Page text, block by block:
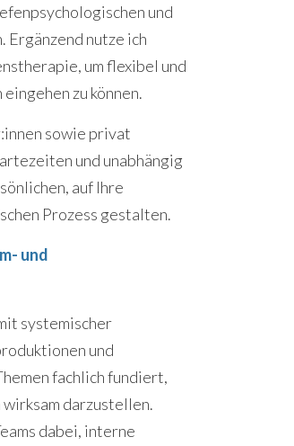
und
Ergänzend nutze ich
um flexibel und
zu können.
sowie privat
und unabhängig
auf Ihre
Prozess gestalten.
und
systemischer
und
fachlich fundiert,
darzustellen.
dabei, interne